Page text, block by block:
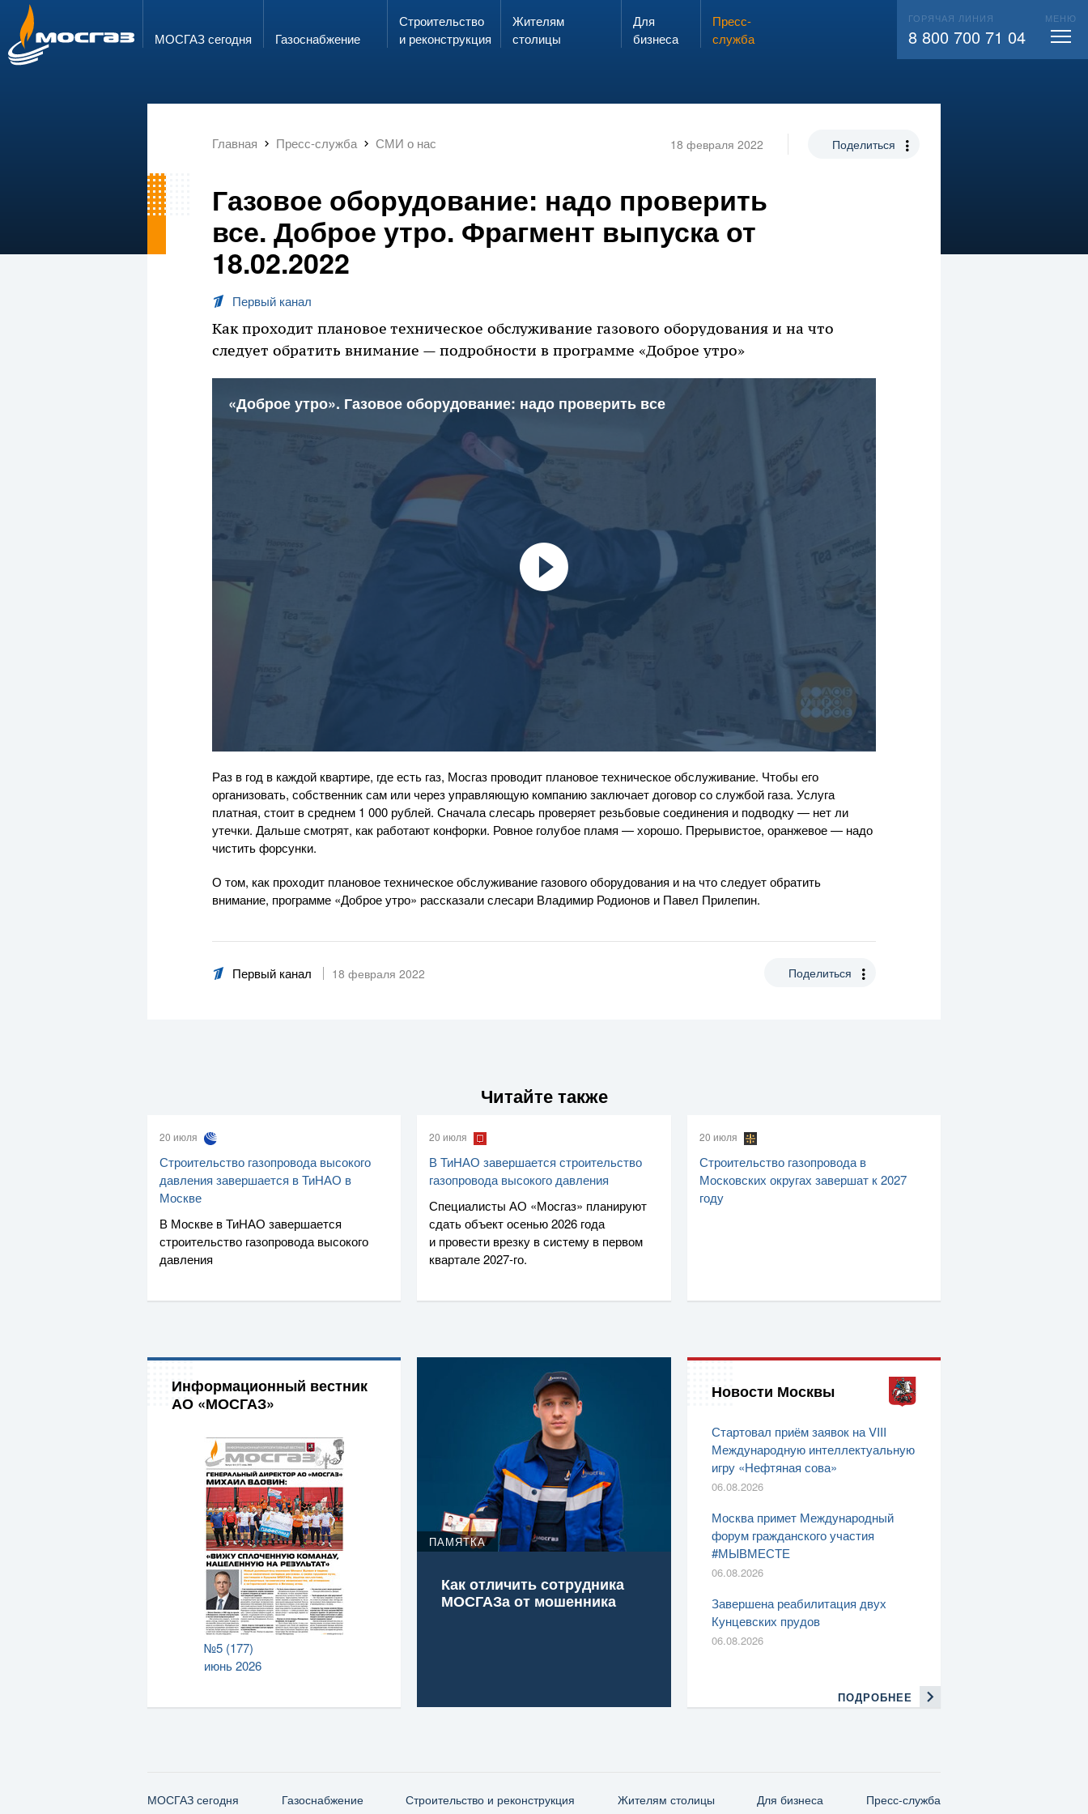
Запах газа?
ЗВОНИ 104 ВЫЗВАТЬ СЛЕСАРЯ
ГОРЯЧАЯ ЛИНИЯ
8 800 700 71 04 info@mos-gaz.ru
МОСГАЗ сегодня Газо­снабжение
Строительство
и реконструкция
Жителям
столицы
Для
бизнеса
Пресс-
служба
ГОРЯЧАЯ ЛИНИЯ
8 800 700 71 04
МЕНЮ
Главная Пресс-служба СМИ о нас 18 февраля 2022 Поделиться
Газовое оборудование: надо проверить
все. Доброе утро. Фрагмент выпуска от
18.02.2022
Первый канал
Как проходит плановое техническое обслуживание газового оборудования и на что
следует обратить внимание — подробности в программе «Доброе утро»
«Доброе утро». Газовое оборудование: надо проверить все
Раз в год в каждой квартире, где есть газ, Мосгаз проводит плановое техническое обслуживание. Чтобы его
организовать, собственник сам или через управляющую компанию заключает договор со службой газа. Услуга
платная, стоит в среднем 1 000 рублей. Сначала слесарь проверяет резьбовые соединения и подводку — нет ли
утечки. Дальше смотрят, как работают конфорки. Ровное голубое пламя — хорошо. Прерывистое, оранжевое — надо
чистить форсунки.
О том, как проходит плановое техническое обслуживание газового оборудования и на что следует обратить
внимание, программе «Доброе утро» рассказали слесари Владимир Родионов и Павел Прилепин.
Первый канал 18 февраля 2022 Поделиться
Читайте также
20 июля
Строительство газопровода высокого
давления завершается в ТиНАО в
Москве
В Москве в ТиНАО завершается
строительство газопровода высокого
давления
20 июля
В ТиНАО завершается строительство
газопровода высокого давления
СпециалистыАО «Мосгаз» планируют
сдать объект осенью 2026 года
и провести врезку в систему в первом
квартале2027-го.
20 июля
Строительство газопровода в
Московских округах завершат к 2027
году
Информационный вестник
АО «МОСГАЗ»
№5 (177)
июнь 2026
ПАМЯТКА
Как отличить сотрудника
МОСГАЗа от мошенника
Новости Москвы
Стартовал приём заявок на VIII
Международную интеллектуальную
игру «Нефтяная сова»
06.08.2026
Москва примет Международный
форум гражданского участия
#МЫВМЕСТЕ
06.08.2026
Завершена реабилитация двух
Кунцевских прудов
06.08.2026
ПОДРОБНЕЕ
МОСГАЗ сегодня Газо­снабжение Строительство и реконструкция Жителям столицы Для бизнеса Пресс-служба